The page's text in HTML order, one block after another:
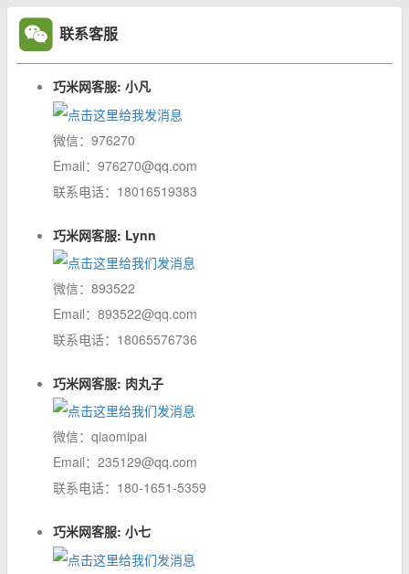
联系客服
巧米网客服: 小凡
微信：976270
Email：976270@qq.com
联系电话：18016519383
巧米网客服: Lynn
微信：893522
Email：893522@qq.com
联系电话：18065576736
巧米网客服: 肉丸子
微信：qiaomipai
Email：235129@qq.com
联系电话：180-1651-5359
巧米网客服: 小七